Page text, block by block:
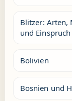
Blitzer: Arten,
und Einspruch
Bolivien
Bosnien und